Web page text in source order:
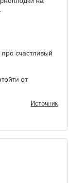
счастливый
от
Источник